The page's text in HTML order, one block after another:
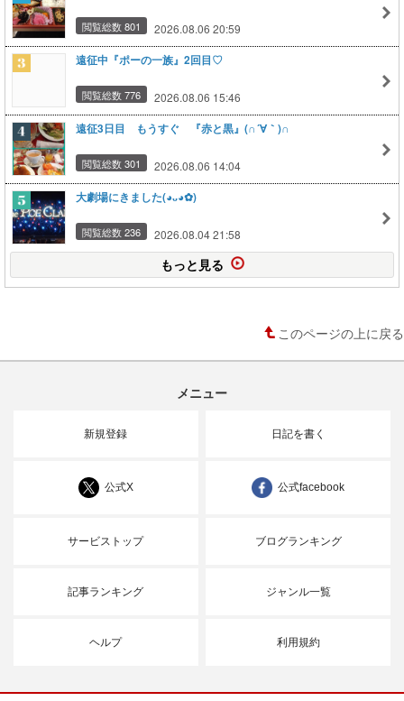
閲覧総数 801 2026.08.06 20:59
遠征中『ポーの一族』2回目♡
閲覧総数 776 2026.08.06 15:46
遠征3日目 もうすぐ 『赤と黒』(∩´∀｀)∩
閲覧総数 301 2026.08.06 14:04
大劇場にきました(⁠◕⁠ᴗ⁠◕⁠✿⁠)
閲覧総数 236 2026.08.04 21:58
もっと見る
このページの上に戻る
メニュー
新規登録 日記を書く
公式X 公式facebook
サービストップ ブログランキング
記事ランキング ジャンル一覧
ヘルプ 利用規約